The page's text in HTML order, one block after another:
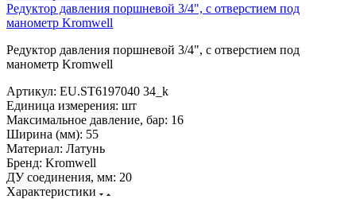
Редуктор давления поршневой 3/4", с отверстием под
манометр Kromwell
Редуктор давления поршневой 3/4", с отверстием под
манометр Kromwell
Артикул: EU.ST6197040 34_k
Единица измерения: шт
Максимальное давление, бар: 16
Ширина (мм): 55
Материал: Латунь
Бренд: Kromwell
ДУ соединения, мм: 20
Характеристики